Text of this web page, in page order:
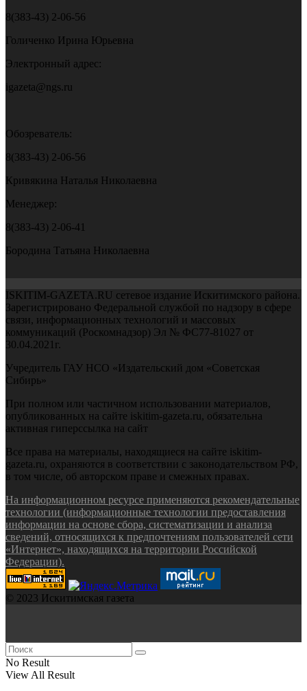
8(383-43) 2-06-56
Голиченко Ирина Юрьевна
Электронный адрес:
igazeta@ngs.ru
Обозреватель:
8(383-43) 2-06-56
Кривякина Наталья Николаевна
Менеджер:
8(383-43) 2-06-41
Бородина Татьяна Николаевна
ISKITIM-GAZETA.RU сетевое издание Искитимского района.
Зарегистрировано Федеральной службой по надзору в сфере
связи, информационных технологий и массовых
коммуникаций (Роскомнадзор) Эл № ФС77-81027 от
30.04.2021г.
Учредитель ГАУ НСО «Издательский дом «Советская
Сибирь»
При полном или частичном использовании материалов,
опубликованных на сайте iskitim-gazeta.ru, обязательна
активная гиперссылка на сайт
Все права на материалы, находящиеся на сайте iskitim-
gazeta.ru, охраняются в соответствии с законодательством РФ,
в том числе, об авторском праве и смежных правах.
На информационном ресурсе применяются рекомендательные
технологии (информационные технологии предоставления
информации на основе сбора, систематизации и анализа
сведений, относящихся к предпочтениям пользователей сети
«Интернет», находящихся на территории Российской
Федерации).
© 2023 Искитимская газета
No Result
View All Result